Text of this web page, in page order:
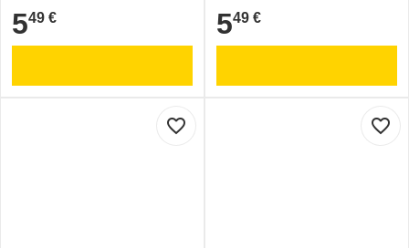
5,49 €
549 € 5,49 €
549 €
favorite_border favorite_border